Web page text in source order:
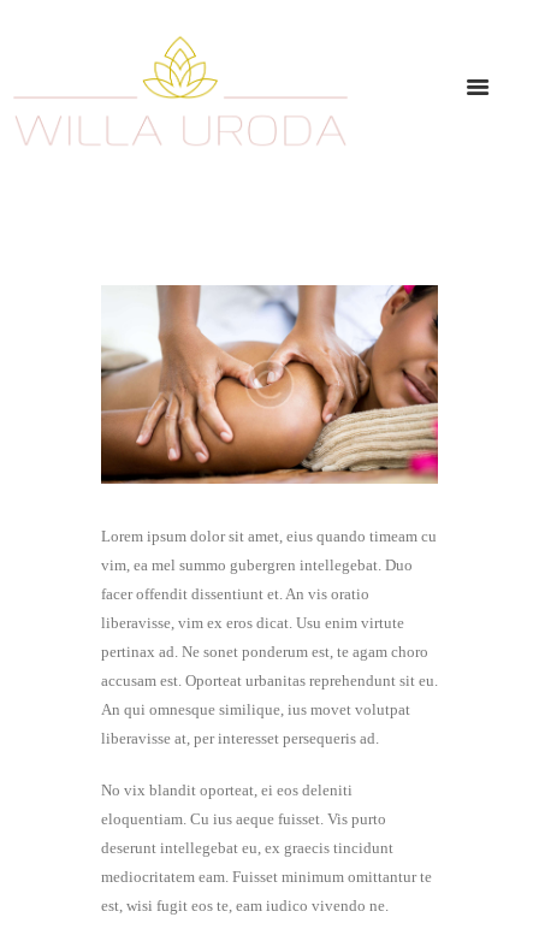
Lorem ipsum dolor sit amet, eius quando timeam cu
vim, ea mel summo gubergren intellegebat. Duo
facer offendit dissentiunt et. An vis oratio
liberavisse, vim ex eros dicat. Usu enim virtute
pertinax ad. Ne sonet ponderum est, te agam choro
accusam est. Oporteat urbanitas reprehendunt sit eu.
An qui omnesque similique, ius movet volutpat
liberavisse at, per interesset persequeris ad.
No vix blandit oporteat, ei eos deleniti
eloquentiam. Cu ius aeque fuisset. Vis purto
deserunt intellegebat eu, ex graecis tincidunt
mediocritatem eam. Fuisset minimum omittantur te
est, wisi fugit eos te, eam iudico vivendo ne.